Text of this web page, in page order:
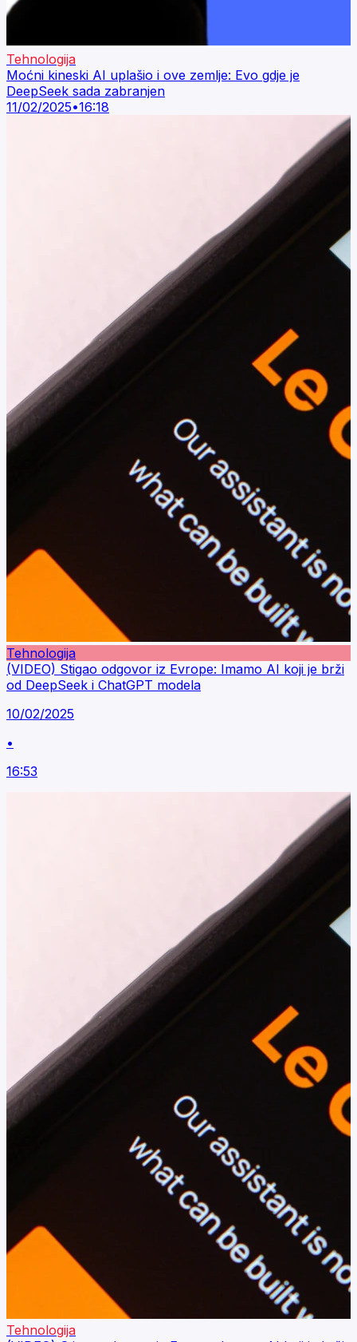
Tehnologija
Moćni kineski AI uplašio i ove zemlje: Evo gdje je
DeepSeek sada zabranjen
11/02/2025•16:18
Tehnologija
(VIDEO) Stigao odgovor iz Evrope: Imamo AI koji je brži
od DeepSeek i ChatGPT modela
10/02/2025
•
16:53
Tehnologija